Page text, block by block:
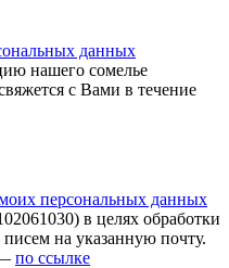
данных
нашего сомелье
с Вами в течение
персональных данных
в целях обработки
на указанную почту.
по ссылке